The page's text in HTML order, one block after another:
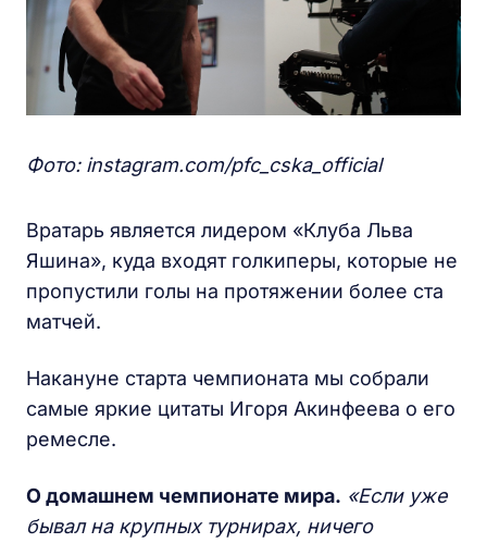
Фото: instagram.com/pfc_cska_official
Вратарь является лидером «Клуба Льва
Яшина», куда входят голкиперы, которые не
пропустили голы на протяжении более ста
матчей.
Накануне старта чемпионата мы собрали
самые яркие цитаты Игоря Акинфеева о его
ремесле.
О домашнем чемпионате мира. «Если уже
бывал на крупных турнирах, ничего